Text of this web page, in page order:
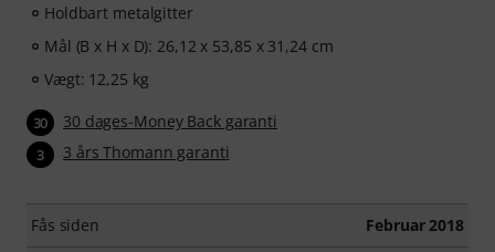
Holdbart metalgitter
Mål (B x H x D): 26,12 x 53,85 x 31,24 cm
Vægt: 12,25 kg
30 30 dages-Money Back garanti
3 3 års Thomann garanti
Fås siden Februar 2018